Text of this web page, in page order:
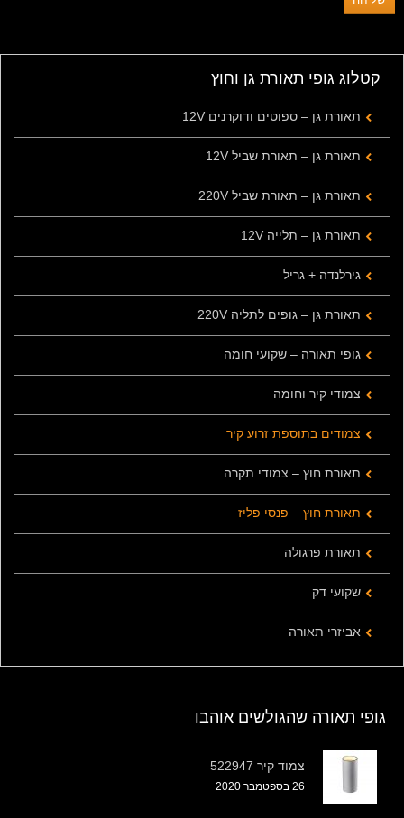
קטלוג גופי תאורת גן וחוץ
תאורת גן – ספוטים ודוקרנים 12V
תאורת גן – תאורת שביל 12V
תאורת גן – תאורת שביל 220V
תאורת גן – תלייה 12V
גירלנדה + גריל
תאורת גן – גופים לתליה 220V
גופי תאורה – שקועי חומה
צמודי קיר וחומה
צמודים בתוספת זרוע קיר
תאורת חוץ – צמודי תקרה
תאורת חוץ – פנסי פליז
תאורת פרגולה
שקועי דק
אביזרי תאורה
גופי תאורה שהגולשים אוהבו
צמוד קיר 522947
26 בספטמבר 2020